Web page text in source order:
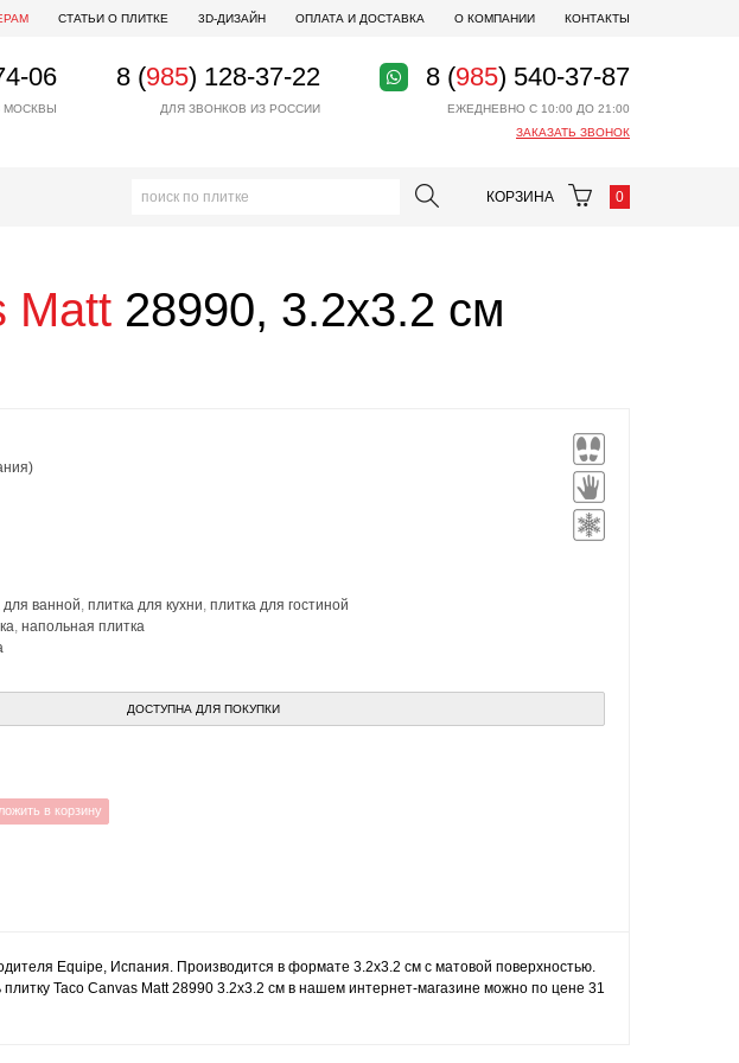
СТАТЬИ О ПЛИТКЕ 3D-ДИЗАЙН ОПЛАТА И ДОСТАВКА О КОМПАНИИ КОНТАКТЫ
06
МОСКВЫ
8 (985) 128-37-22
ДЛЯ ЗВОНКОВ ИЗ РОССИИ
8 (985) 540-37-87
ЕЖЕДНЕВНО С 10:00 ДО 21:00
ЗАКАЗАТЬ ЗВОНОК
КОРЗИНА 0
Matt 28990, 3.2x3.2 см
для ванной, плитка для кухни, плитка для гостиной
, напольная плитка
ДОСТУПНА ДЛЯ ПОКУПКИ
в корзину
Equipe, Испания. Производится в формате 3.2x3.2 см с матовой поверхностью.
Taco Canvas Matt 28990 3.2x3.2 см в нашем интернет-магазине можно по цене 31